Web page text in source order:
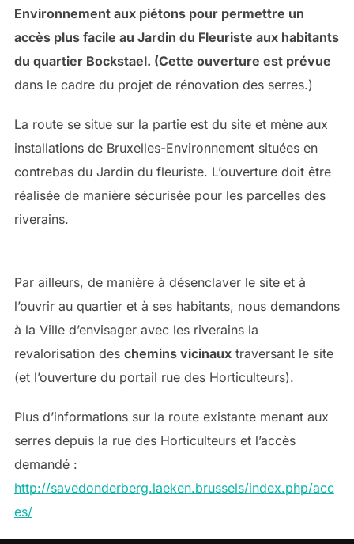
Environnement aux piétons pour permettre un
accès plus facile au Jardin du Fleuriste aux habitants
du quartier Bockstael. (Cette ouverture est prévue
dans le cadre du projet de rénovation des serres.)
La route se situe sur la partie est du site et mène aux
installations de Bruxelles-Environnement situées en
contrebas du Jardin du fleuriste. L’ouverture doit être
réalisée de manière sécurisée pour les parcelles des
riverains.
Par ailleurs, de manière à désenclaver le site et à
l’ouvrir au quartier et à ses habitants, nous demandons
à la Ville d’envisager avec les riverains la
revalorisation des chemins vicinauxtraversant le site
(et l’ouverture du portail rue des Horticulteurs).
Plus d’informations sur la route existante menant aux
serres depuis la rue des Horticulteurs et l’accès
demandé :
http://savedonderberg.laeken.brussels/index.php/acc
es/